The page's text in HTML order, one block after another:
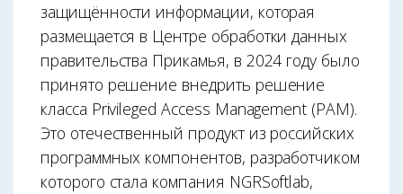
защищённости информации, которая
размещается в Центре обработки данных
правительства Прикамья, в 2024 году было
принято решение внедрить решение
класса Privileged Access Management (PAM).
Это отечественный продукт из российских
программных компонентов, разработчиком
которого стала компания NGRSoftlab,